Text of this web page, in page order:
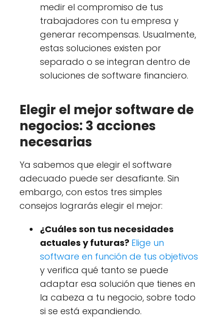
medir el compromiso de tus
trabajadores con tu empresa y
generar recompensas. Usualmente,
estas soluciones existen por
separado o se integran dentro de
soluciones de software financiero.
Elegir el mejor software de
negocios: 3 acciones
necesarias
Ya sabemos que elegir el software
adecuado puede ser desafiante. Sin
embargo, con estos tres simples
consejos lograrás elegir el mejor:
¿Cuáles son tus necesidades
actuales y futuras? Elige un
software en función de tus objetivos
y verifica qué tanto se puede
adaptar esa solución que tienes en
la cabeza a tu negocio, sobre todo
si se está expandiendo.